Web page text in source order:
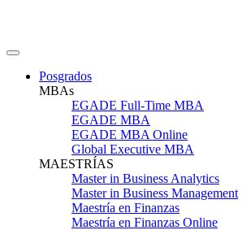
Posgrados
MBAs
EGADE Full-Time MBA
EGADE MBA
EGADE MBA Online
Global Executive MBA
MAESTRÍAS
Master in Business Analytics
Master in Business Management
Maestría en Finanzas
Maestría en Finanzas Online